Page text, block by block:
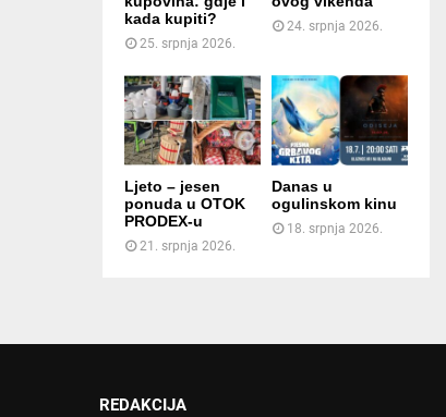
kada kupiti?
25. srpnja 2026.
24. srpnja 2026.
Ljeto – jesen
ponuda u OTOK
PRODEX-u
21. srpnja 2026.
Danas u
ogulinskom kinu
18. srpnja 2026.
REDAKCIJA